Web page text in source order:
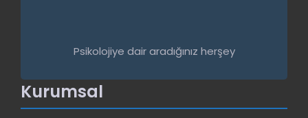
Psikolojiye dair aradığınız herşey
Kurumsal